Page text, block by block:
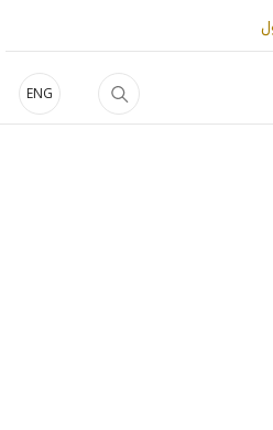
ENG